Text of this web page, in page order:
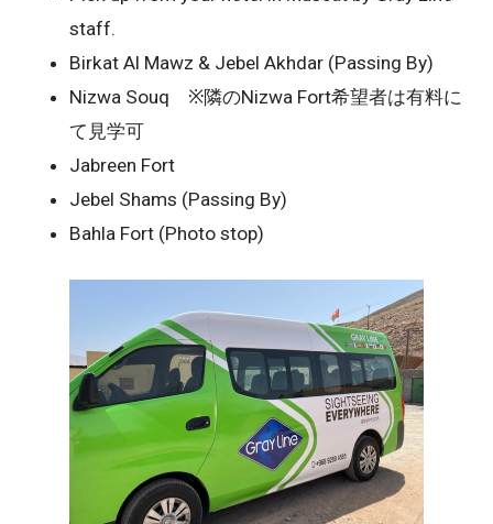
staff.
Birkat Al Mawz & Jebel Akhdar (Passing By)
Nizwa Souq ※隣のNizwa Fort希望者は有料に
て見学可
Jabreen Fort
Jebel Shams (Passing By)
Bahla Fort (Photo stop)